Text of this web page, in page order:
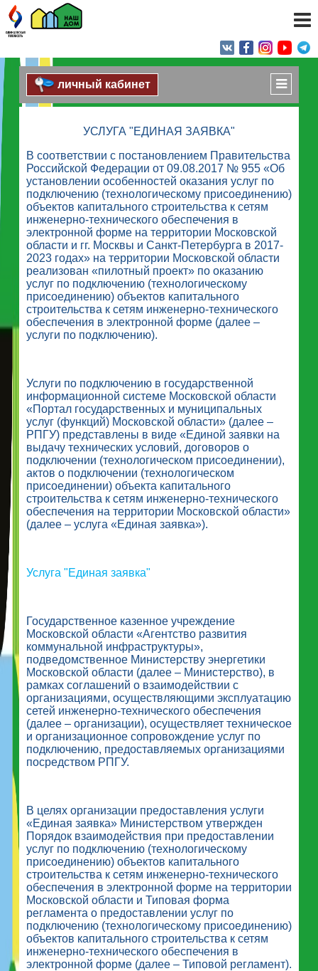
личный кабинет
УСЛУГА "ЕДИНАЯ ЗАЯВКА"
В соответствии с постановлением Правительства
Российской Федерации от 09.08.2017 № 955 «Об
установлении особенностей оказания услуг по
подключению (технологическому присоединению)
объектов капитального строительства к сетям
инженерно-технического обеспечения в
электронной форме на территории Московской
области и гг. Москвы и Санкт-Петербурга в 2017-
2023 годах» на территории Московской области
реализован «пилотный проект» по оказанию
услуг по подключению (технологическому
присоединению) объектов капитального
строительства к сетям инженерно-технического
обеспечения в электронной форме (далее –
услуги по подключению).
Услуги по подключению в государственной
информационной системе Московской области
«Портал государственных и муниципальных
услуг (функций) Московской области» (далее –
РПГУ) представлены в виде «Единой заявки на
выдачу технических условий, договоров о
подключении (технологическом присоединении),
актов о подключении (технологическом
присоединении) объекта капитального
строительства к сетям инженерно-технического
обеспечения на территории Московской области»
(далее – услуга «Единая заявка»).
Услуга "Единая заявка"
Государственное казенное учреждение
Московской области «Агентство развития
коммунальной инфраструктуры»,
подведомственное Министерству энергетики
Московской области (далее – Министерство), в
рамках соглашений о взаимодействии с
организациями, осуществляющими эксплуатацию
сетей инженерно-технического обеспечения
(далее – организации), осуществляет техническое
и организационное сопровождение услуг по
подключению, предоставляемых организациями
посредством РПГУ.
В целях организации предоставления услуги
«Единая заявка» Министерством утвержден
Порядок взаимодействия при предоставлении
услуг по подключению (технологическому
присоединению) объектов капитального
строительства к сетям инженерно-технического
обеспечения в электронной форме на территории
Московской области и Типовая форма
регламента о предоставлении услуг по
подключению (технологическому присоединению)
объектов капитального строительства к сетям
инженерно-технического обеспечения в
электронной форме (далее – Типовой регламент).